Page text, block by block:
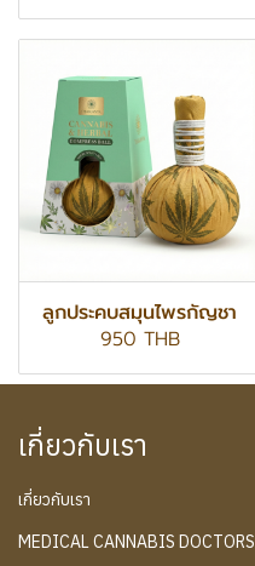
ลูกประคบสมุนไพรกัญชา
950 THB
เกี่ยวกับเรา
เกี่ยวกับเรา
MEDICAL CANNABIS DOCTORS